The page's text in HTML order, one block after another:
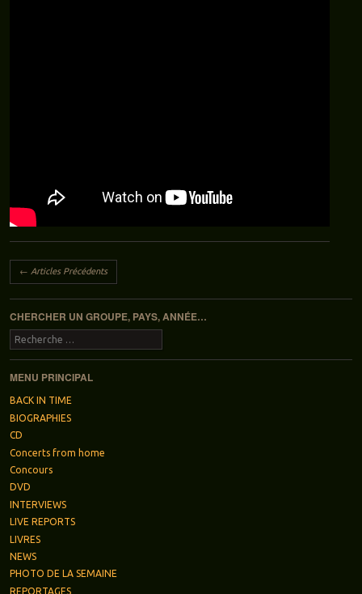
Navigation des articles
← Articles Précédents
CHERCHER UN GROUPE, PAYS, ANNÉE…
Recherche
MENU PRINCIPAL
BACK IN TIME
BIOGRAPHIES
CD
Concerts from home
Concours
DVD
INTERVIEWS
LIVE REPORTS
LIVRES
NEWS
PHOTO DE LA SEMAINE
REPORTAGES